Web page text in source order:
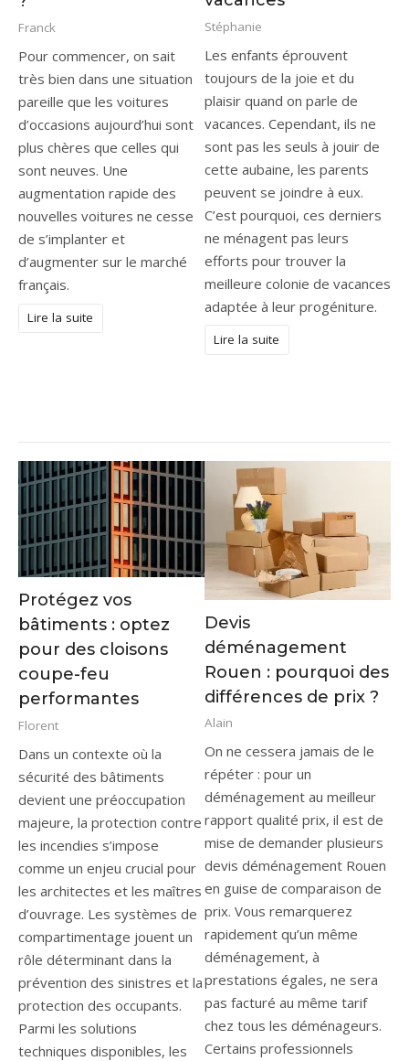
Franck
Pour commencer, on sait
très bien dans une situation
pareille que les voitures
d’occasions aujourd’hui sont
plus chères que celles qui
sont neuves. Une
augmentation rapide des
nouvelles voitures ne cesse
de s’implanter et
d’augmenter sur le marché
français.
Lire la suite
Stéphanie
Les enfants éprouvent
toujours de la joie et du
plaisir quand on parle de
vacances. Cependant, ils ne
sont pas les seuls à jouir de
cette aubaine, les parents
peuvent se joindre à eux.
C’est pourquoi, ces derniers
ne ménagent pas leurs
efforts pour trouver la
meilleure colonie de vacances
adaptée à leur progéniture.
Lire la suite
Protégez vos
bâtiments : optez
pour des cloisons
coupe-feu
performantes
Florent
Dans un contexte où la
sécurité des bâtiments
devient une préoccupation
majeure, la protection contre
les incendies s’impose
comme un enjeu crucial pour
les architectes et les maîtres
d’ouvrage. Les systèmes de
compartimentage jouent un
rôle déterminant dans la
prévention des sinistres et la
protection des occupants.
Parmi les solutions
techniques disponibles, les
Devis
déménagement
Rouen : pourquoi des
différences de prix ?
Alain
On ne cessera jamais de le
répéter : pour un
déménagement au meilleur
rapport qualité prix, il est de
mise de demander plusieurs
devis déménagement Rouen
en guise de comparaison de
prix. Vous remarquerez
rapidement qu’un même
déménagement, à
prestations égales, ne sera
pas facturé au même tarif
chez tous les déménageurs.
Certains professionnels